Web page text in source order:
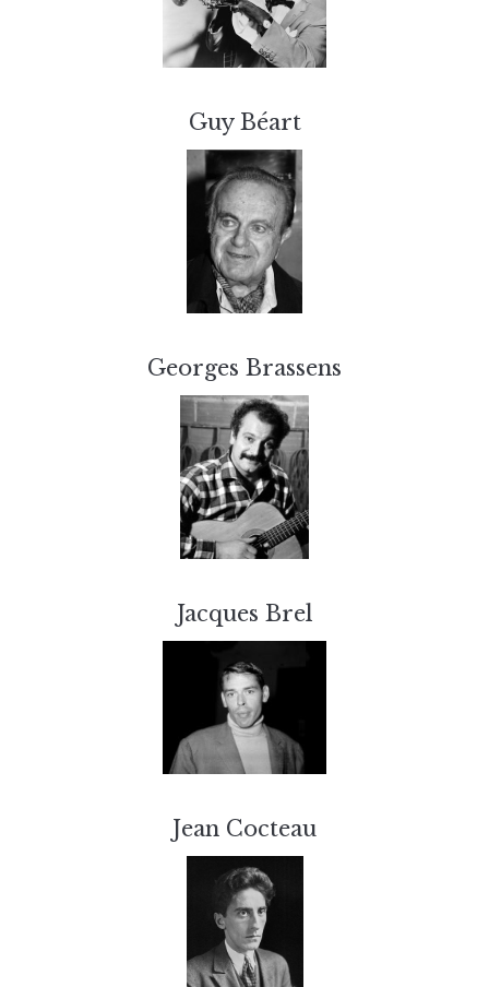
Guy Béart
Georges Brassens
Jacques Brel
Jean Cocteau